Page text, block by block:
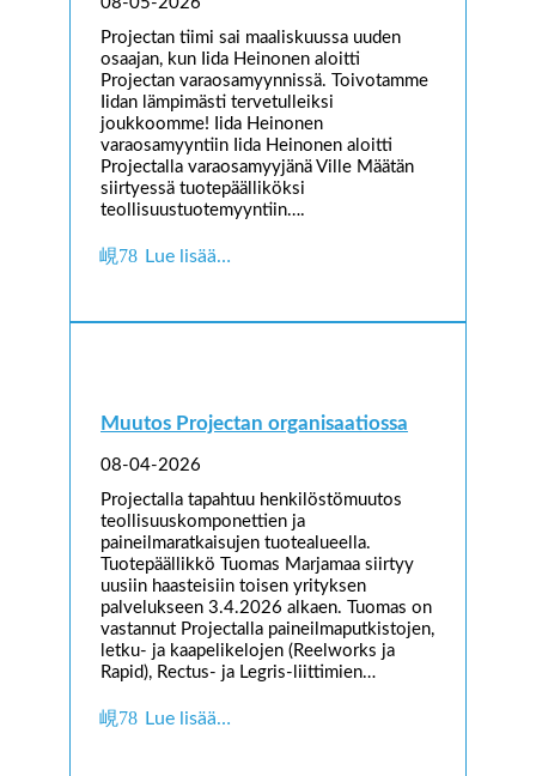
Projectan tiimi sai maaliskuussa uuden
osaajan, kun Iida Heinonen aloitti
Projectan varaosamyynnissä. Toivotamme
Iidan lämpimästi tervetulleiksi
joukkoomme! Iida Heinonen
varaosamyyntiin Iida Heinonen aloitti
Projectalla varaosamyyjänä Ville Määtän
siirtyessä tuotepäälliköksi
teollisuustuotemyyntiin….
Lue lisää…
Muutos Projectan organisaatiossa
08-04-2026
Projectalla tapahtuu henkilöstömuutos
teollisuuskomponettien ja
paineilmaratkaisujen tuotealueella.
Tuotepäällikkö Tuomas Marjamaa siirtyy
uusiin haasteisiin toisen yrityksen
palvelukseen 3.4.2026 alkaen. Tuomas on
vastannut Projectalla paineilmaputkistojen,
letku- ja kaapelikelojen (Reelworks ja
Rapid), Rectus- ja Legris-liittimien…
Lue lisää…